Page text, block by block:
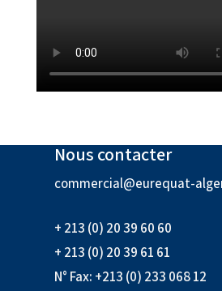
Nous contacter
commercial@eurequat-
+ 213 (0) 20 39 60 60
+ 213 (0) 20 39 61 61
N° Fax: +213 (0) 233 068 12